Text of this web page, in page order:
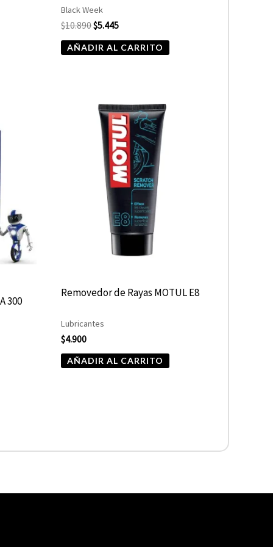
Black Week
$10.890$5.445
AÑADIR AL CARRITO
300
Removedor de Rayas MOTUL E8
Lubricantes
$4.900
AÑADIR AL CARRITO